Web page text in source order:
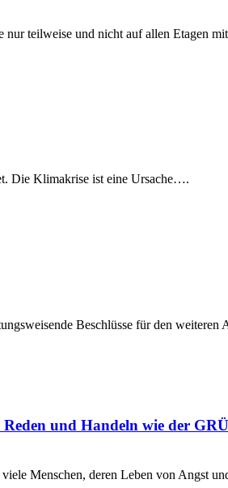
nur teilweise und nicht auf allen Etagen
Die Klimakrise ist eine Ursache….
Beschlüsse für den weiteren
und Handeln wie der
viele Menschen, deren Leben von Angst